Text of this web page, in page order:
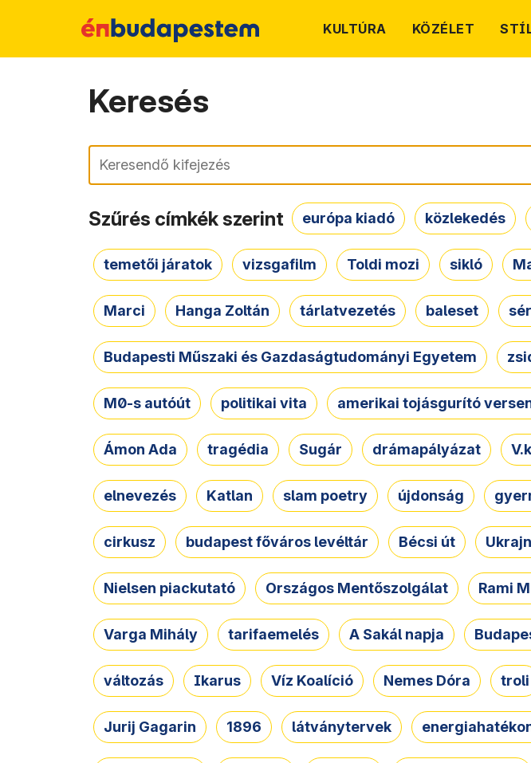
KULTÚRA KÖZÉLET
Keresés
Keresés
Szűrés címkék szerint európa kiadó közlekedés
temetői járatok vizsgafilm Toldi mozi sikló
Marci Hanga Zoltán tárlatvezetés baleset
Budapesti Műszaki és Gazdaságtudományi Egyetem
M0-s autóút politikai vita amerikai tojásgurító
Ámon Ada tragédia Sugár drámapályázat
elnevezés Katlan slam poetry újdonság
cirkusz budapest főváros levéltár Bécsi út
Nielsen piackutató Országos Mentőszolgálat Rami
Varga Mihály tarifaemelés A Sakál napja
változás Ikarus Víz Koalíció Nemes Dóra troli
Jurij Gagarin 1896 látványtervek